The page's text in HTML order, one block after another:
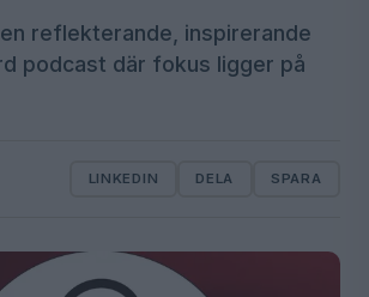
reflekterande, inspirerande
podcast där fokus ligger på
LINKEDIN DELA SPARA